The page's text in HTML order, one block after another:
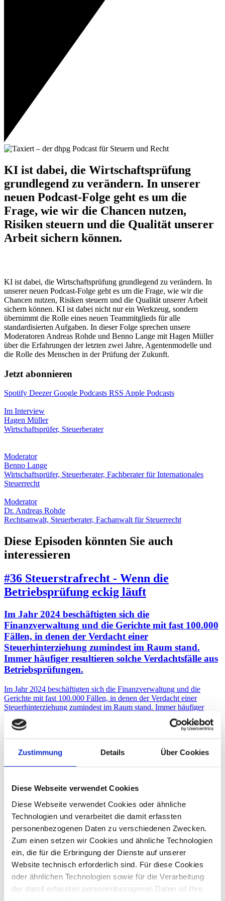
Zustimmung Details Über Cookies
Diese Webseite verwendet Cookies
Diese Webseite verwendet Cookies oder ähnliche
Technologien und verarbeitet die damit erfassten
personenbezogenen Daten zu verschiedenen Zwecken.
Zum einen setzen wir Cookies und ähnliche Technologien
ein, die für die Erbringung der Dienste auf unserer
Website technisch erforderlich sind. Für diese Cookies
oder ähnlichen Technologien sowie für die Verarbeitung
der damit erfassten personenbezogenen Daten ist Ihre
KI ist dabei, die Wirtschaftsprüfung
grundlegend zu verändern. In unserer
neuen Podcast-Folge geht es um die
Frage, wie wir die Chancen nutzen,
Risiken steuern und die Qualität unserer
Arbeit sichern können.
KI ist dabei, die Wirtschaftsprüfung grundlegend zu verändern. In
unserer neuen Podcast-Folge geht es um die Frage, wie wir die
Chancen nutzen, Risiken steuern und die Qualität unserer Arbeit
sichern können. KI ist dabei nicht nur ein Werkzeug, sondern
übernimmt die Rolle eines neuen Teammitglieds für alle
standardisierten Aufgaben. In dieser Folge sprechen unsere
Moderatoren Andreas Rohde und Benno Lange mit Hagen Müller
über die Erfahrungen der letzten zwei Jahre, Agentenmodelle und
die Rolle des Menschen in der Prüfung der Zukunft.
Jetzt abonnieren
Spotify DeezerGoogle Podcasts RSS Apple Podcasts
Im Interview
Hagen Müller
Wirtschaftsprüfer, Steuerberater
Moderator
Benno Lange
Wirtschaftsprüfer, Steuerberater, Fachberater für Internationales
Steuerrecht
Moderator
Dr. Andreas Rohde
Rechtsanwalt, Steuerberater, Fachanwalt für Steuerrecht
Diese Episoden könnten Sie auch
interessieren
#36 Steuerstrafrecht - Wenn die
Betriebsprüfung eckig läuft
Im Jahr 2024 beschäftigten sich die
Finanzverwaltung und die Gerichte mit fast 100.000
Fällen, in denen der Verdacht einer
Steuerhinterziehung zumindest im Raum stand.
Immer häufiger resultieren solche Verdachtsfälle aus
Betriebsprüfungen.
Im Jahr 2024 beschäftigten sich die Finanzverwaltung und die
Gerichte mit fast 100.000 Fällen, in denen der Verdacht einer
Steuerhinterziehung zumindest im Raum stand. Immer häufiger
resultieren solche Verdachtsfälle aus Betriebsprüfungen. Im dhpg-
Podcaststudio sprechen die beiden Moderatoren Andreas Rohde und
beschäftigt.
Marion Ahrns -Rechtsanwältin / Fachanwältin für Steuerrecht /
#34 ESG: Nachhaltigkeit neu denken
Die EU-Kommission hat mit der EU-Omnibus-
Initiative sehr weitreichende Anpassungen für die
ESG-Berichtspflichten vorgestellt. Es gilt, die
Nachhaltigkeitsberichterstattung strategisch neu zu
denken.